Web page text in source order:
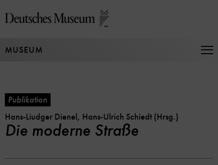
zum
MUSEUM
Publikation
Hans-Liudger Dienel, Hans-Ulrich Schiedt (Hrsg.)
Die moderne Straße